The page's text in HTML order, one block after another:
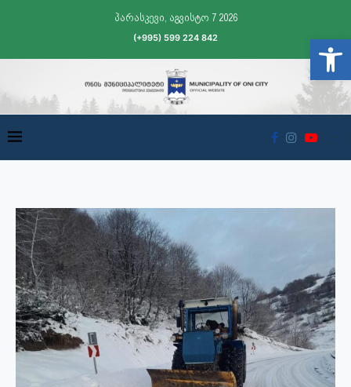
პარასკევი, აგვისტო 7 2026
(+995) 599 224 842